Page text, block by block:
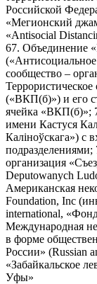
Российской
«Мегионский
«Antisocial
67. Объединение
сообщество –
(«ВКП(б)») и его
ячейка «ВКП(б)»;
имени Кастуся
Калiноўскага») с
подразделениями;
организация
Deputowanych
Американская
Foundation, Inc
international,
Международная
в форме
России» (Russian
«Забайкальское
Уфы»